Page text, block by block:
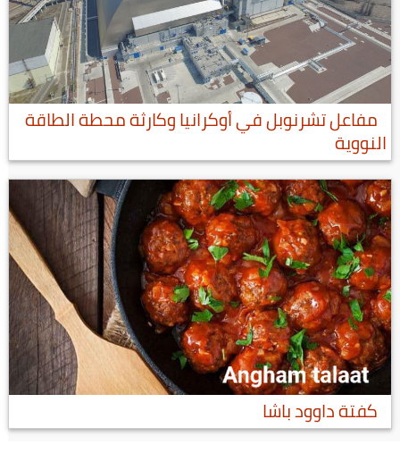
مفاعل تشرنوبل في أوكرانيا وكارثة محطة الطاقة
النووية
كفتة داوود باشا